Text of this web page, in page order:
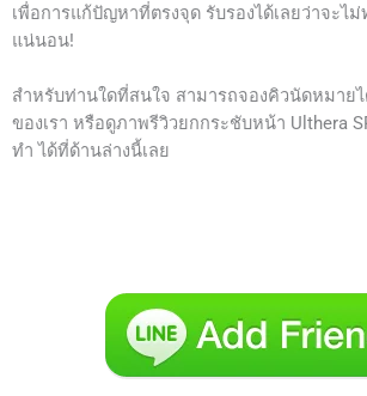
เพื่อการแก้ปัญหาที่ตรงจุด รับรองได้เลยว่าจะไ
แน่นอน!
สำหรับท่านใดที่สนใจ สามารถจองคิวนัดหมาย
ของเรา หรือดูภาพรีวิวยกกระชับหน้า Ulthera
ทำ ได้ที่ด้านล่างนี้เลย